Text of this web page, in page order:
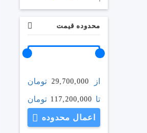
محدوده قیمت
از 29,700,000 تومان
تا 117,200,000 تومان
اعمال محدوده